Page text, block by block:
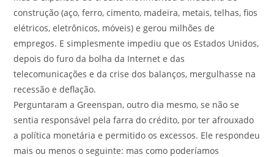
construção (aço, ferro, cimento, madeira, metais, telhas, fios
elétricos, eletrônicos, móveis) e gerou milhões de
empregos. E simplesmente impediu que os Estados Unidos,
depois do furo da bolha da Internet e das
telecomunicações e da crise dos balanços, mergulhasse na
recessão e deflação.
Perguntaram a Greenspan, outro dia mesmo, se não se
sentia responsável pela farra do crédito, por ter afrouxado
a política monetária e permitido os excessos. Ele respondeu
mais ou menos o seguinte: mas como poderíamos